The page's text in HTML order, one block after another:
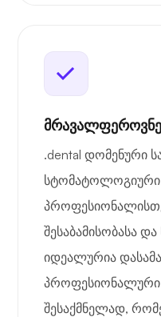
.dental დომენური
სტომატოლოგიური
შესაბამისობასა
იდეალურია
პროფესიონალური
შესაქმნელად,